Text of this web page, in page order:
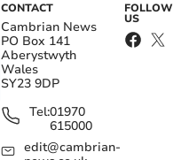
CONTACT
Cambrian News
PO Box 141
Aberystwyth
Wales
SY23 9DP
Tel:01970
615000
edit@cambrian-
FOLLOW
US